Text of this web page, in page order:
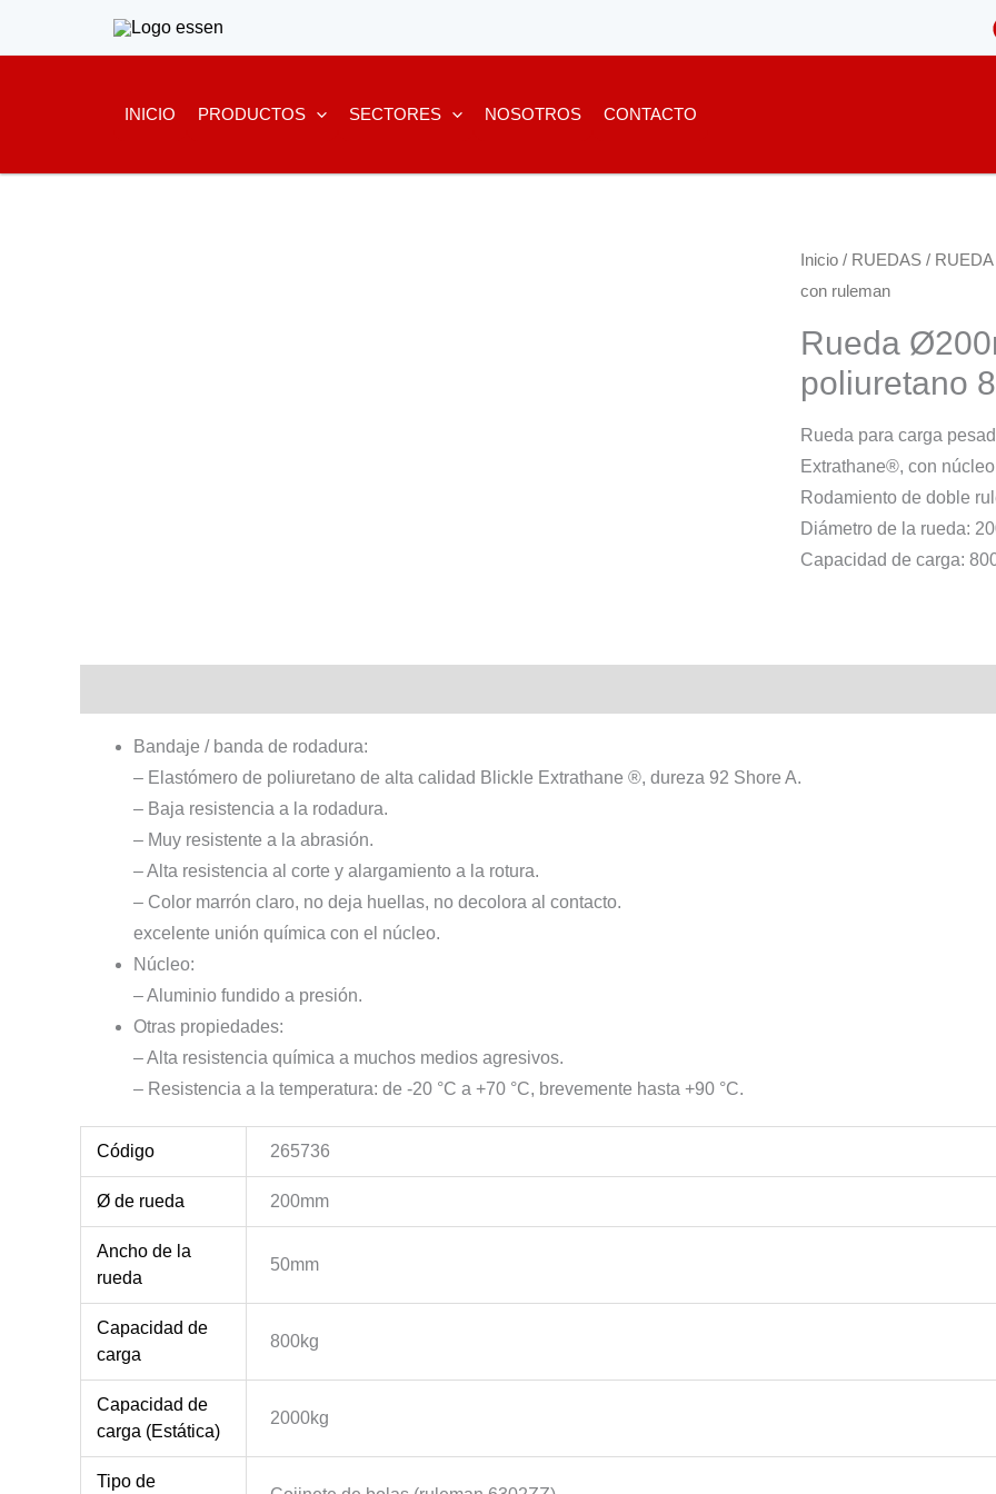
INICIO PRODUCTOS SECTORES NOSOTROS CONTACTO
Inicio / RUEDAS /
con ruleman
Rueda
poliuretano
Rueda para carga
Extrathane®, con
Rodamiento de doble
Diámetro de la rueda:
Capacidad de carga:
Bandaje / banda de rodadura:
– Elastómero de poliuretano de alta calidad Blickle Extrathane ®, dureza 92 Shore A.
– Baja resistencia a la rodadura.
– Muy resistente a la abrasión.
– Alta resistencia al corte y alargamiento a la rotura.
– Color marrón claro, no deja huellas, no decolora al contacto.
excelente unión química con el núcleo.
Núcleo:
– Aluminio fundido a presión.
Otras propiedades:
– Alta resistencia química a muchos medios agresivos.
– Resistencia a la temperatura: de -20 °C a +70 °C, brevemente hasta +90 °C.
Código 265736
Ø de rueda 200mm
Ancho de la
rueda
50mm
Capacidad de
carga
800kg
Capacidad de
carga (Estática)
2000kg
Tipo de